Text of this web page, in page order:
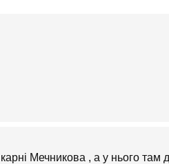
Мечникова , а у нього